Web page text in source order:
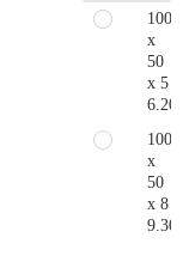
100
x
50
x 5
100
x
50
x 8